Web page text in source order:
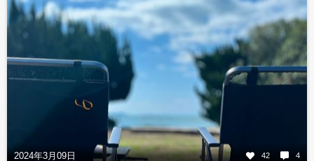
2024年3月09日 42 4